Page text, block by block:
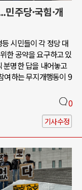
주당·국힘·개
시민들이 각 정당 대
한 공약을 요구하고 있
분명한 답을 내어놓고
여하는 무지개행동이 9
0
기사수정